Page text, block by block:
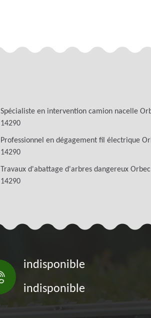
Spécialiste en intervention camion nacelle
14290
Professionnel en dégagement fil électrique
14290
Travaux d'abattage d'arbres dangereux Orbec
14290
indisponible
indisponible